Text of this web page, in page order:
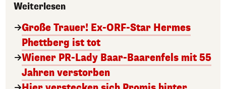
Weiterlesen
Große Trauer! Ex-ORF-Star Hermes
Phettberg ist tot
Wiener PR-Lady Baar-Baarenfels mit 55
Jahren verstorben